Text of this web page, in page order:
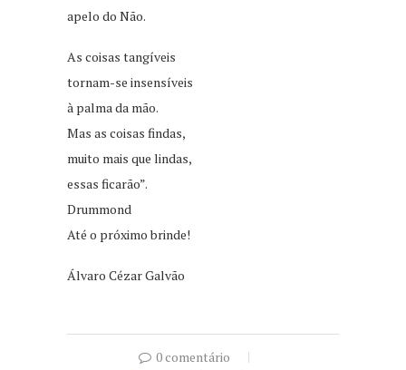
apelo do Não.
As coisas tangíveis
tornam-se insensíveis
à palma da mão.
Mas as coisas findas,
muito mais que lindas,
essas ficarão”.
Drummond
Até o próximo brinde!
Álvaro Cézar Galvão
0 comentário